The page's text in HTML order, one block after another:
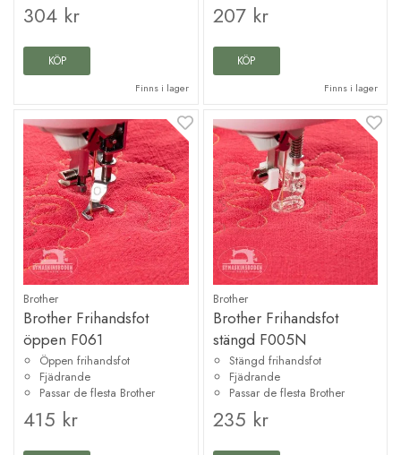
304 kr
KÖP
Finns i lager
207 kr
KÖP
Finns i lager
Brother
Brother Frihandsfot
öppen F061
Öppen frihandsfot
Fjädrande
Passar de flesta Brother
415 kr
Brother
Brother Frihandsfot
stängd F005N
Stängd frihandsfot
Fjädrande
Passar de flesta Brother
235 kr